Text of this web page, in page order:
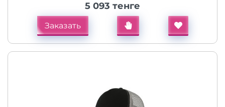
5 093 тенге
Заказать